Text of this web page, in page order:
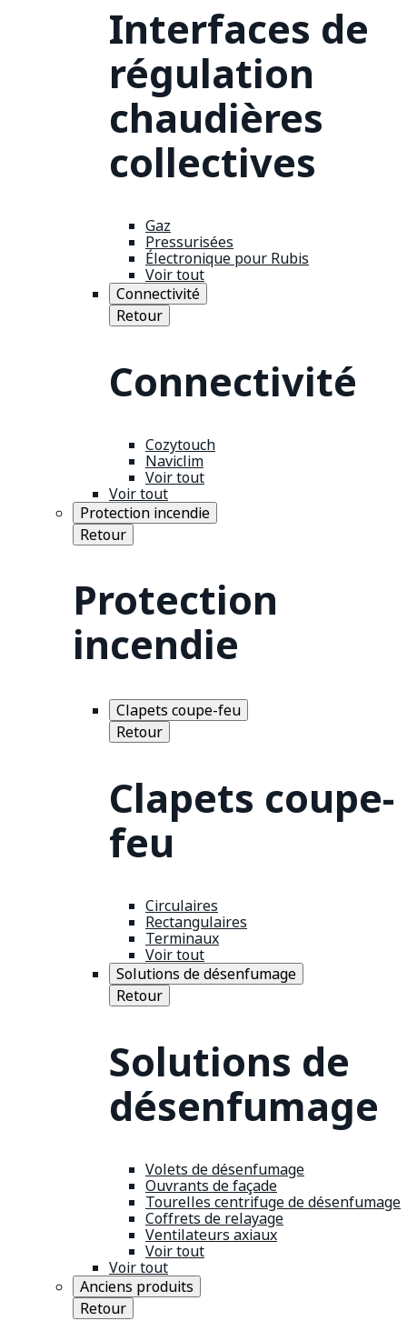
Interfaces de
régulation
chaudières
collectives
Gaz
Pressurisées
Électronique pour Rubis
Voir tout
Connectivité
Retour
Connectivité
Cozytouch
Naviclim
Voir tout
Voir tout
Protection incendie
Retour
Protection
incendie
Clapets coupe-feu
Retour
Clapets coupe-
feu
Circulaires
Rectangulaires
Terminaux
Voir tout
Solutions de désenfumage
Retour
Solutions de
désenfumage
Volets de désenfumage
Ouvrants de façade
Tourelles centrifuge de désenfumage
Coffrets de relayage
Ventilateurs axiaux
Voir tout
Voir tout
Anciens produits
Retour